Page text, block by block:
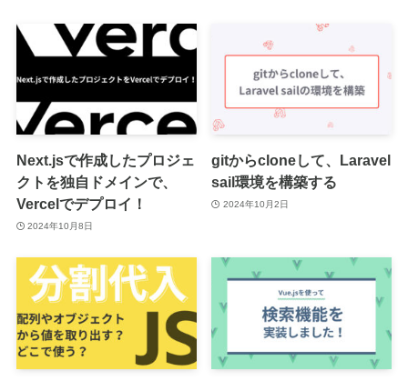
Next.jsで作成したプロジェ
クトを独自ドメインで、
Vercelでデプロイ！
2024年10月8日
gitからcloneして、Laravel
sail環境を構築する
2024年10月2日